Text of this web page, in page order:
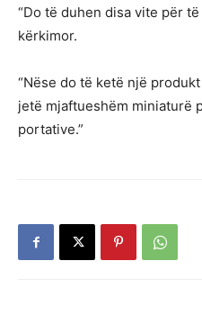
“Do të duhen disa vite për
kërkimor.
“Nëse do të ketë një
jetë mjaftueshëm miniaturë
portative.”